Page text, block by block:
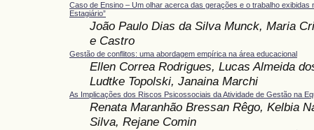
Caso de Ensino – Um olhar acerca das gerações e o trabalho exibidas
Estagiário”
João Paulo Dias da Silva Munck, Maria
e Castro
Gestão de conflitos: uma abordagem empírica na área educacional
Ellen Correa Rodrigues, Lucas Almeida
Ludtke Topolski, Janaina Marchi
As Implicações dos Riscos Psicossociais da Atividade de Gestão na
Renata Maranhão Bressan Rêgo, Kelbia
Silva, Rejane Comin